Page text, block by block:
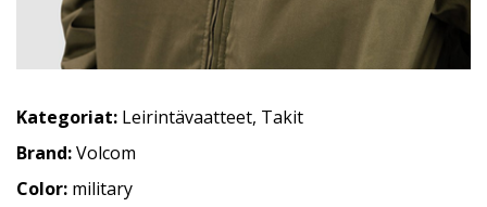
Kategoriat: Leirintävaatteet, Takit
Brand:Volcom
Color: military